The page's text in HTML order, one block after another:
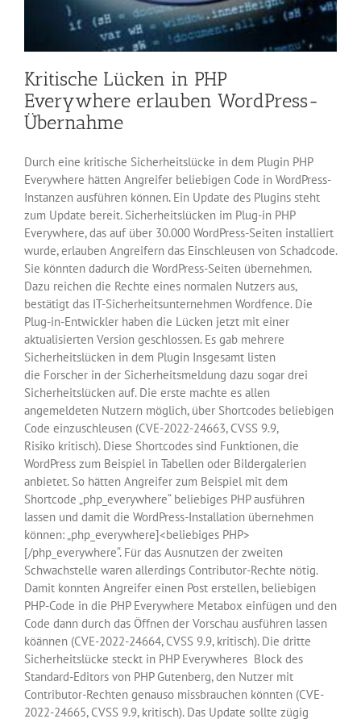
Kritische Lücken in PHP
Everywhere erlauben WordPress-
Übernahme
Durch eine kritische Sicherheitslücke in dem Plugin PHP
Everywhere hätten Angreifer beliebigen Code in WordPress-
Instanzen ausführen können. Ein Update des Plugins steht
zum Update bereit. Sicherheitslücken im Plug-in PHP
Everywhere, das auf über 30.000 WordPress-Seiten installiert
wurde, erlauben Angreifern das Einschleusen von Schadcode.
Sie könnten dadurch die WordPress-Seiten übernehmen.
Dazu reichen die Rechte eines normalen Nutzers aus,
bestätigt das IT-Sicherheitsunternehmen Wordfence. Die
Plug-in-Entwickler haben die Lücken jetzt mit einer
aktualisierten Version geschlossen. Es gab mehrere
Sicherheitslücken in dem Plugin Insgesamt listen
die Forscher in der Sicherheitsmeldung dazu sogar drei
Sicherheitslücken auf. Die erste machte es allen
angemeldeten Nutzern möglich, über Shortcodes beliebigen
Code einzuschleusen (CVE-2022-24663, CVSS 9.9,
Risiko kritisch). Diese Shortcodes sind Funktionen, die
WordPress zum Beispiel in Tabellen oder Bildergalerien
anbietet. So hätten Angreifer zum Beispiel mit dem
Shortcode „php_everywhere“ beliebiges PHP ausführen
lassen und damit die WordPress-Installation übernehmen
können: „php_everywhere]<beliebiges PHP>
[/php_everywhere“. Für das Ausnutzen der zweiten
Schwachstelle waren allerdings Contributor-Rechte nötig.
Damit konnten Angreifer einen Post erstellen, beliebigen
PHP-Code in die PHP Everywhere Metabox einfügen und den
Code dann durch das Öffnen der Vorschau ausführen lassen
köännen (CVE-2022-24664, CVSS 9.9, kritisch). Die dritte
Sicherheitslücke steckt in PHP Everywheres Block des
Standard-Editors von PHP Gutenberg, den Nutzer mit
Contributor-Rechten genauso missbrauchen könnten (CVE-
2022-24665, CVSS 9.9, kritisch). Das Update sollte zügig